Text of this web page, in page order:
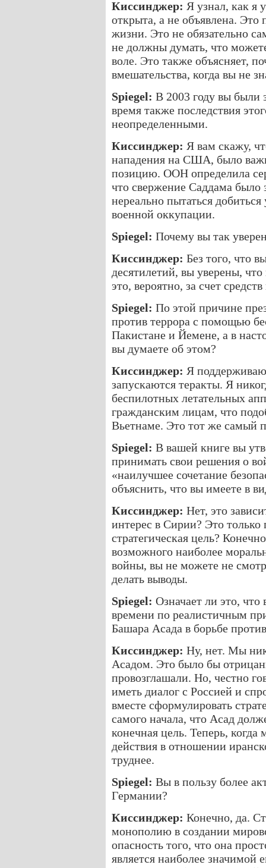
Киссинджер: Я узнал, как я
открыта, а не объявлена. Это
жизни. Это не обязательно
не должны думать, что
воле. Это также объясняет,
вмешательства, когда вы не
Spiegel: В 2003 году вы были
время также последствия
неопределенными.
Киссинджер: Я вам скажу,
нападения на США, было
позицию. ООН определила
что свержение Саддама
нереально пытаться
военной оккупации.
Spiegel: Почему вы так
Киссинджер: Без того, что
десятилетий, вы уверены,
это, вероятно, за счет
Spiegel: По этой причине
против террора с помощью
Пакистане и Йемене, а в
вы думаете об этом?
Киссинджер: Я
запускаются теракты. Я
беспилотных летательных
гражданским лицам, что
Вьетнаме. Это тот же самый
Spiegel: В вашей книге вы
принимать свои решения о
«наилучшее сочетание
объяснить, что вы имеете в
Киссинджер: Нет, это
интерес в Сирии? Это
стратегическая цель?
возможного наиболее
войны, вы не можете не
делать выводы.
Spiegel: Означает ли это, что
времени по реалистичным
Башара Асада в борьбе
Киссинджер: Ну, нет. Мы
Асадом. Это было бы
провозглашали. Но, честно
иметь диалог с Россией и
вместе сформулировать
самого начала, что Асад
конечная цель. Теперь,
действия в отношении
труднее.
Spiegel: Вы в пользу более
Германии?
Киссинджер: Конечно, да.
монополию в создании
опасность того, что она
является наиболее значимой